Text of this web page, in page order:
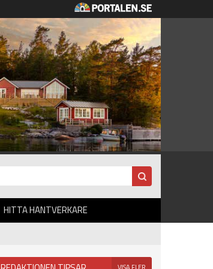
HITTA HANTVERKARE